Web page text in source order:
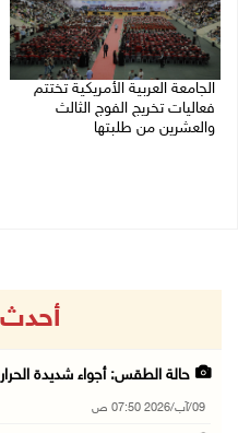
الجامعة العربية الأمريكية تختتم
فعاليات تخريج الفوج الثالث
والعشرين من طلبتها
أحدث
حالة الطقس: أجواء شديدة
09/آب/2026 07:50 ص